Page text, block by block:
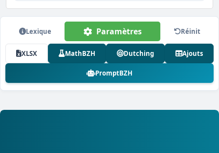
Lexique Paramètres Réinit
XLSX MathBZH Dutching Ajouts
PromptBZH